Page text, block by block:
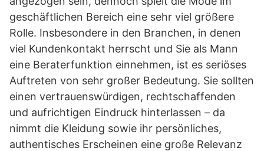
geschäftlichen Bereich eine sehr viel größere
Rolle. Insbesondere in den Branchen, in denen
viel Kundenkontakt herrscht und Sie als Mann
eine Beraterfunktion einnehmen, ist es seriöses
Auftreten von sehr großer Bedeutung. Sie sollten
einen vertrauenswürdigen, rechtschaffenden
und aufrichtigen Eindruck hinterlassen – da
nimmt die Kleidung sowie ihr persönliches,
authentisches Erscheinen eine große Relevanz